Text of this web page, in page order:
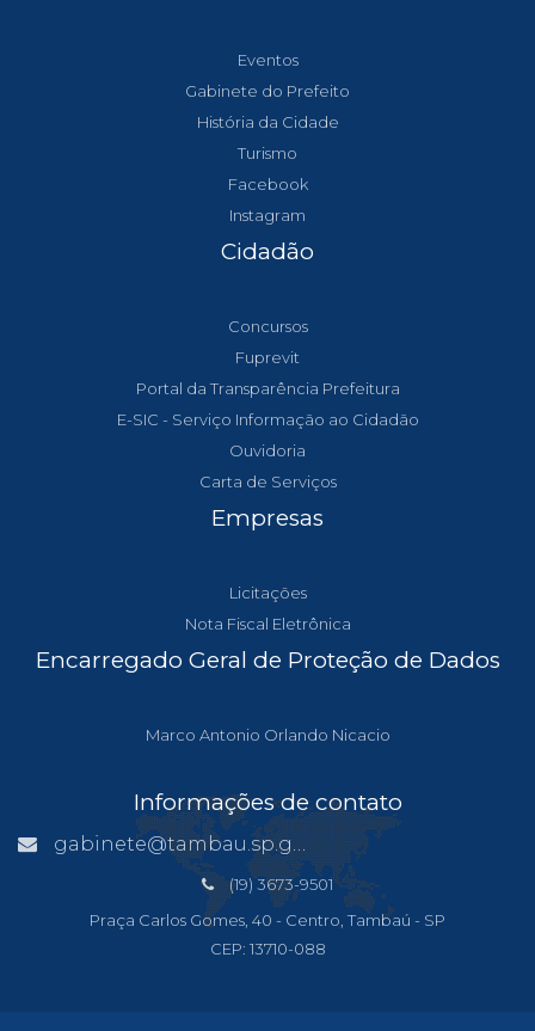
Eventos
Gabinete do Prefeito
História da Cidade
Turismo
Facebook
Instagram
Cidadão
Concursos
Fuprevit
Portal da Transparência Prefeitura
E-SIC - Serviço Informação ao Cidadão
Ouvidoria
Carta de Serviços
Empresas
Licitações
Nota Fiscal Eletrônica
Encarregado Geral de Proteção de Dados
Marco Antonio Orlando Nicacio
Informações de contato
gabinete@tambau.sp.gov.br
(19) 3673-9501
Praça Carlos Gomes, 40 - Centro, Tambaú - SP
CEP: 13710-088